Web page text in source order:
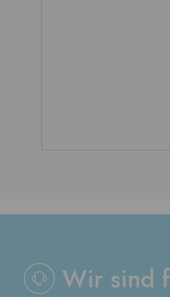
Wir sind